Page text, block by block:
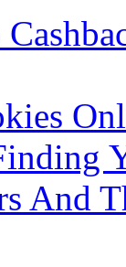
And